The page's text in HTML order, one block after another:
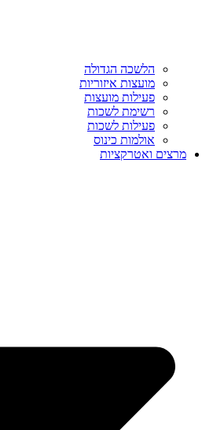
הלשכה הגדולה
מועצות איזוריות
פעילות מועצות
רשימת לשכות
פעילות לשכות
אולמות כינוס
מרצים ואטרקציות